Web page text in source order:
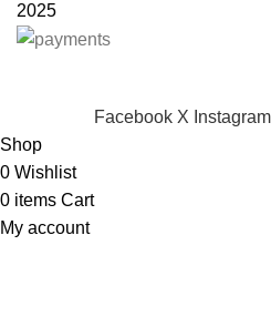
2025
Facebook X Instagram
Shop
0 Wishlist
0 items Cart
My account